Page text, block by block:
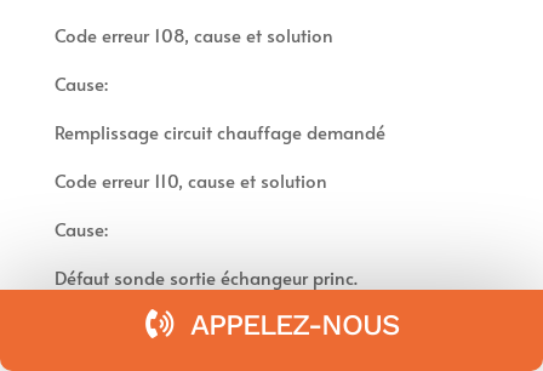
Code erreur 108, cause et solution
Cause:
Remplissage circuit chauffage demandé
Code erreur 110, cause et solution
Cause:
Défaut sonde sortie échangeur princ.
Code erreur 112, cause et solution
APPELEZ-NOUS